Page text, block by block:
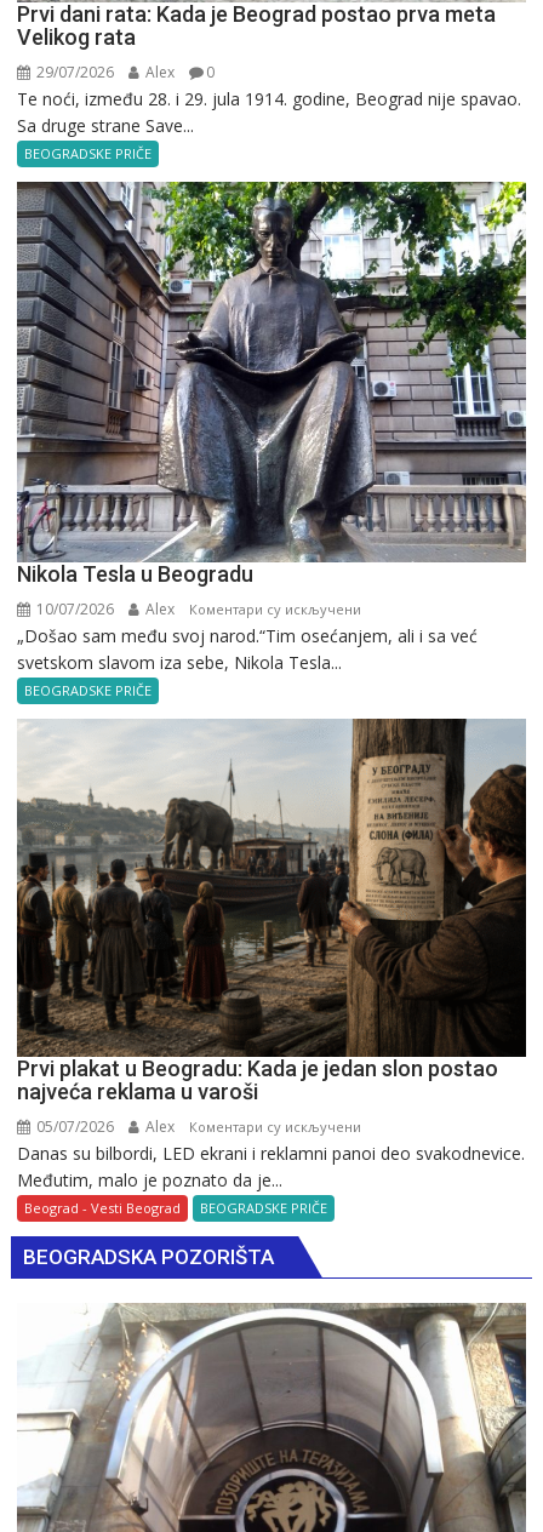
Prvi dani rata: Kada je Beograd postao prva meta
Velikog rata
29/07/2026 Alex 0
Te noći, između 28. i 29. jula 1914. godine, Beograd nije spavao.
Sa druge strane Save...
BEOGRADSKE PRIČE
Nikola Tesla u Beogradu
10/07/2026 Alex Коментари су искључени
Nikola
Beogradu
„Došao sam među svoj narod.“Tim osećanjem, ali i sa već
svetskom slavom iza sebe, Nikola Tesla...
BEOGRADSKE PRIČE
Prvi plakat u Beogradu: Kada je jedan slon postao
najveća reklama u varoši
05/07/2026 Alex Коментари су искључени
Prvi
jedan
slon
postao
najveća
reklama
u
varoši
Danas su bilbordi, LED ekrani i reklamni panoi deo svakodnevice.
Međutim, malo je poznato da je...
Beograd - Vesti Beograd BEOGRADSKE PRIČE
BEOGRADSKA POZORIŠTA